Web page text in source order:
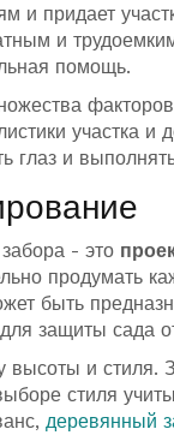
и придает
и
помощь.
участка
глаз и
- это
продумать
быть
защиты сада
высоты и
стиля
деревянный